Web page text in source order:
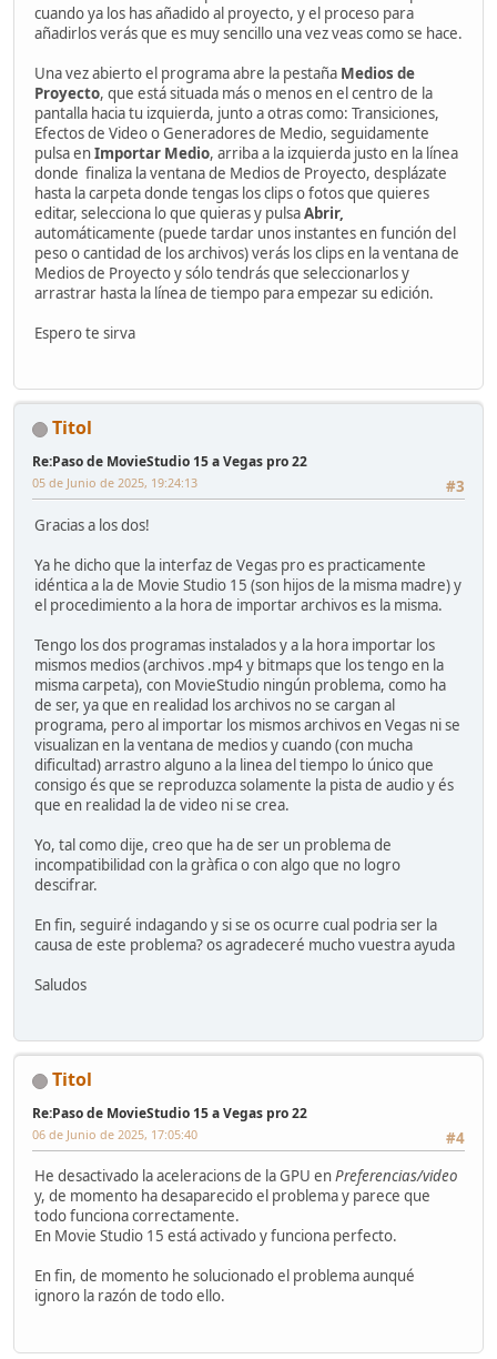
cuando ya los has añadido al proyecto, y el proceso para
añadirlos verás que es muy sencillo una vez veas como se hace.
Una vez abierto el programa abre la pestaña Medios de
Proyecto, que está situada más o menos en el centro de la
pantalla hacia tu izquierda, junto a otras como: Transiciones,
Efectos de Video o Generadores de Medio, seguidamente
pulsa enImportar Medio, arriba a la izquierda justo en la línea
donde finaliza la ventana de Medios de Proyecto, desplázate
hasta la carpeta donde tengas los clips o fotos que quieres
editar, selecciona lo que quieras y pulsaAbrir,
automáticamente (puede tardar unos instantes en función del
peso o cantidad de los archivos) verás los clips en la ventana de
Medios de Proyecto y sólo tendrás que seleccionarlos y
arrastrar hasta la línea de tiempo para empezar su edición.
Espero te sirva
Titol
Re:Paso de MovieStudio 15 a Vegas pro 22
#3
05 de Junio de 2025, 19:24:13
Gracias a los dos!
Ya he dicho que la interfaz de Vegas pro es practicamente
idéntica a la de Movie Studio 15 (son hijos de la misma madre) y
el procedimiento a la hora de importar archivos es la misma.
Tengo los dos programas instalados y a la hora importar los
mismos medios (archivos .mp4 y bitmaps que los tengo en la
misma carpeta), con MovieStudio ningún problema, como ha
de ser, ya que en realidad los archivos no se cargan al
programa, pero al importar los mismos archivos en Vegas ni se
visualizan en la ventana de medios y cuando (con mucha
dificultad) arrastro alguno a la linea del tiempo lo único que
consigo és que se reproduzca solamente la pista de audio y és
que en realidad la de video ni se crea.
Yo, tal como dije, creo que ha de ser un problema de
incompatibilidad con la gràfica o con algo que no logro
descifrar.
En fin, seguiré indagando y si se os ocurre cual podria ser la
causa de este problema? os agradeceré mucho vuestra ayuda
Saludos
Titol
Re:Paso de MovieStudio 15 a Vegas pro 22
#4
06 de Junio de 2025, 17:05:40
He desactivado la aceleracions de la GPU enPreferencias/video
y, de momento ha desaparecido el problema y parece que
todo funciona correctamente.
En Movie Studio 15 está activado y funciona perfecto.
En fin, de momento he solucionado el problema aunqué
ignoro la razón de todo ello.